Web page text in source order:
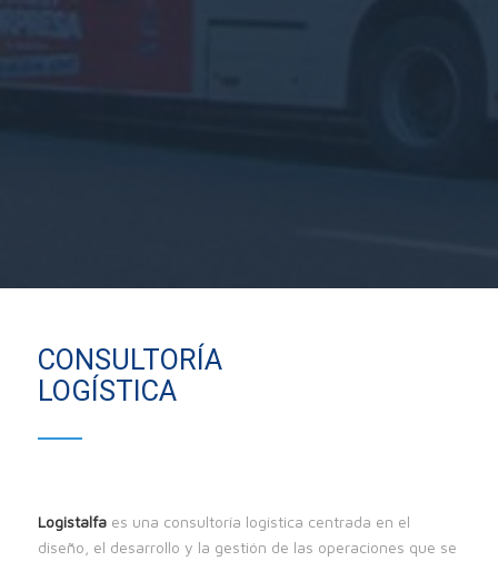
CONSULTORÍA
LOGÍSTICA
Logistalfaes una consultoría logística centrada en el
diseño, el desarrollo y la gestión de las operaciones que se